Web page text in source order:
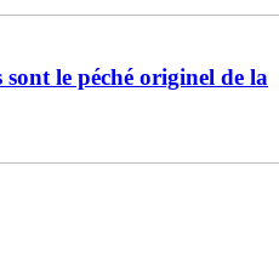
le péché originel de la